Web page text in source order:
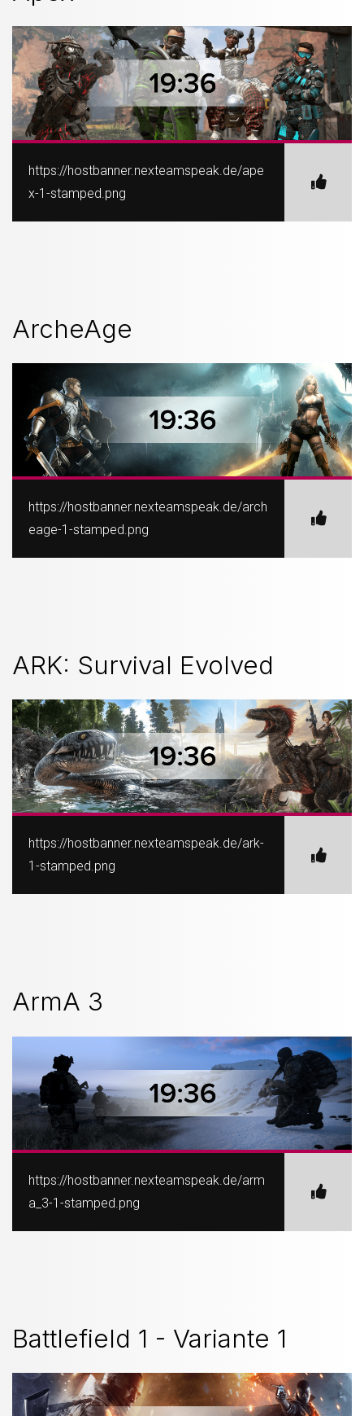
https://hostbanner.nexteamspeak.de/ape
x-1-stamped.png
ArcheAge
https://hostbanner.nexteamspeak.de/arch
eage-1-stamped.png
ARK: Survival Evolved
https://hostbanner.nexteamspeak.de/ark-
1-stamped.png
ArmA 3
https://hostbanner.nexteamspeak.de/arm
a_3-1-stamped.png
Battlefield 1 - Variante 1